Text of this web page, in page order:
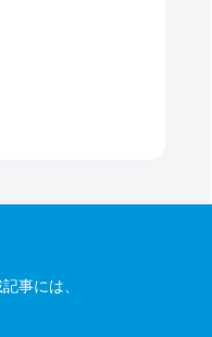
事には、